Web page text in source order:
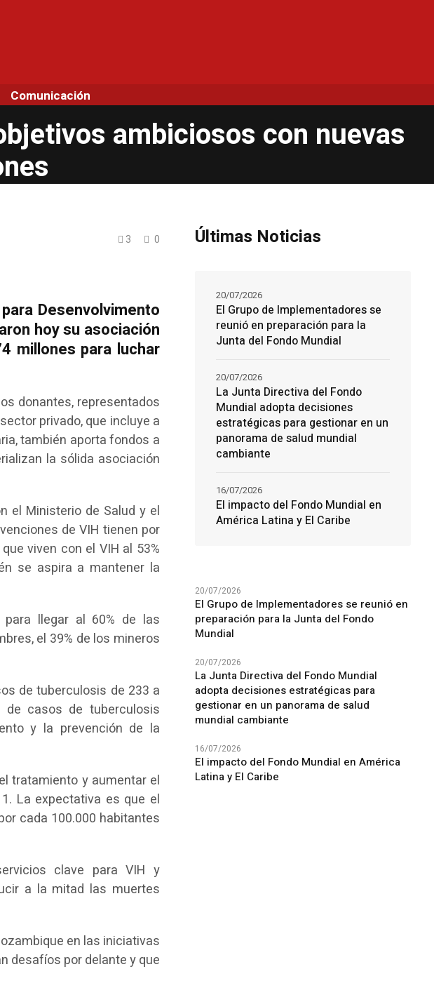
Comunicación
ambiciosos con nuevas
3 0
Desenvolvimento
hoy su asociación
millones para luchar
donantes, representados
privado, que incluye a
también aporta fondos a
la sólida asociación
el Ministerio de Salud y el
de VIH tienen por
viven con el VIH al 53%
se aspira a mantener la
llegar al 60% de las
el 39% de los mineros
de tuberculosis de 233 a
casos de tuberculosis
y la prevención de la
tratamiento y aumentar el
La expectativa es que el
cada 100.000 habitantes
clave para VIH y
a la mitad las muertes
en las iniciativas
desafíos por delante y que
Últimas Noticias
El Grupo de Implementadores se
reunió en preparación para la
Junta del Fondo Mundial
20/07/2026
La Junta Directiva del Fondo
Mundial adopta decisiones
estratégicas para gestionar en un
panorama de salud mundial
cambiante
20/07/2026
El impacto del Fondo Mundial en
América Latina y El Caribe
16/07/2026
20/07/2026
El Grupo de Implementadores se reunió en
preparación para la Junta del Fondo
Mundial
20/07/2026
La Junta Directiva del Fondo Mundial
adopta decisiones estratégicas para
gestionar en un panorama de salud
mundial cambiante
16/07/2026
El impacto del Fondo Mundial en América
Latina y El Caribe